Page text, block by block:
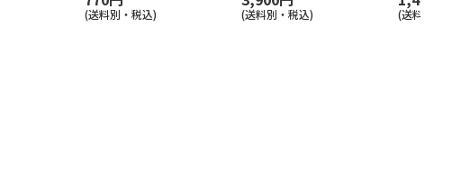
(送料別・税込) (送料別・税込) (送料別・税